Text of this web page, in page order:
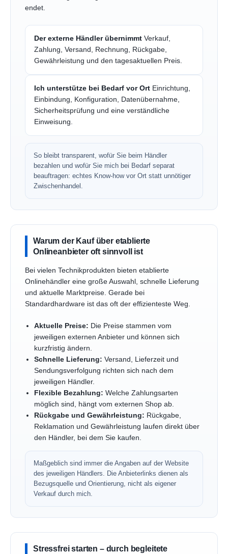
endet.
Der externe Händler übernimmt Verkauf,
Zahlung, Versand, Rechnung, Rückgabe,
Gewährleistung und den tagesaktuellen Preis.
Ich unterstütze bei Bedarf vor Ort Einrichtung,
Einbindung, Konfiguration, Datenübernahme,
Sicherheitsprüfung und eine verständliche
Einweisung.
So bleibt transparent, wofür Sie beim Händler
bezahlen und wofür Sie mich bei Bedarf separat
beauftragen: echtes Know-how vor Ort statt unnötiger
Zwischenhandel.
Warum der Kauf über etablierte
Onlineanbieter oft sinnvoll ist
Bei vielen Technikprodukten bieten etablierte
Onlinehändler eine große Auswahl, schnelle Lieferung
und aktuelle Marktpreise. Gerade bei
Standardhardware ist das oft der effizienteste Weg.
Aktuelle Preise: Die Preise stammen vom
jeweiligen externen Anbieter und können sich
kurzfristig ändern.
Schnelle Lieferung: Versand, Lieferzeit und
Sendungsverfolgung richten sich nach dem
jeweiligen Händler.
Flexible Bezahlung: Welche Zahlungsarten
möglich sind, hängt vom externen Shop ab.
Rückgabe und Gewährleistung: Rückgabe,
Reklamation und Gewährleistung laufen direkt über
den Händler, bei dem Sie kaufen.
Maßgeblich sind immer die Angaben auf der Website
des jeweiligen Händlers. Die Anbieterlinks dienen als
Bezugsquelle und Orientierung, nicht als eigener
Verkauf durch mich.
Stressfrei starten – durch begleitete